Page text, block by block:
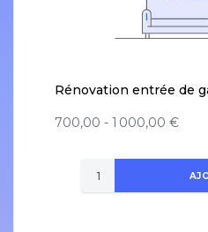
Rénovation entrée de
700,00 - 1 000,00 €